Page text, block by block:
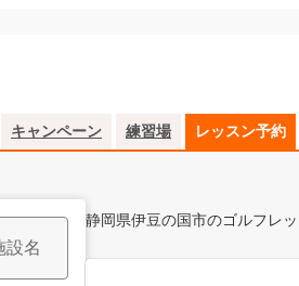
キャンペーン 練習場 レッスン予約
静岡県伊豆の国市のゴルフレ